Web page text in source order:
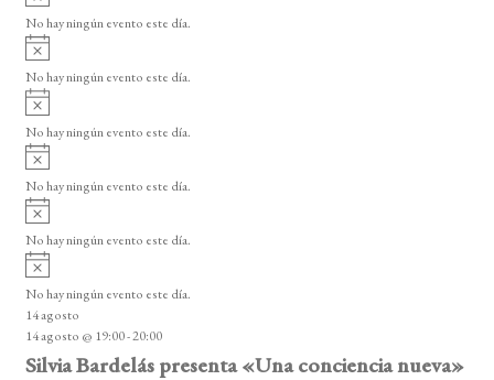
o
v
i
o
No hay ningún evento este día.
A
v
i
o
No hay ningún evento este día.
A
v
i
o
No hay ningún evento este día.
A
v
i
o
No hay ningún evento este día.
A
v
i
o
No hay ningún evento este día.
A
v
i
s
o
No hay ningún evento este día.
14 agosto
14 agosto @ 19:00-20:00
Silvia Bardelás presenta «Una conciencia nueva»